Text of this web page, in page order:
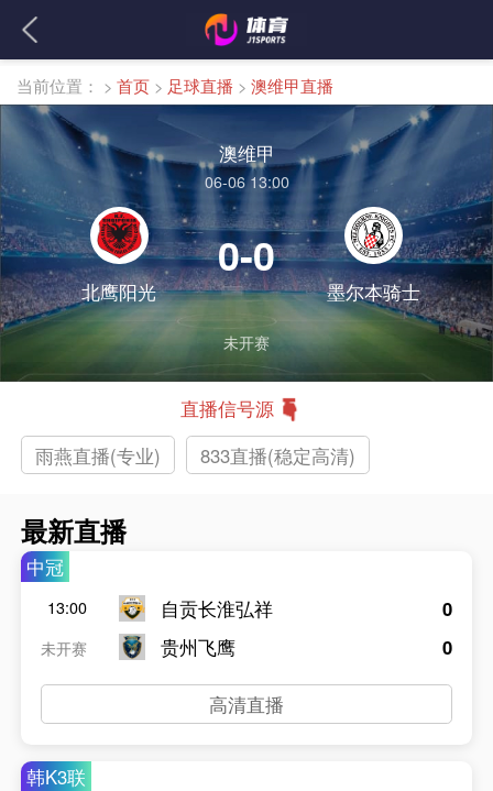
当前位置： > 首页 > 足球直播 > 澳维甲直播
澳维甲
06-06 13:00
北鹰阳光
0-0
墨尔本骑士
未开赛
直播信号源
雨燕直播(专业)
833直播(稳定高清)
最新直播
中冠
13:00
未开赛
自贡长淮弘祥
贵州飞鹰
0
0
高清直播
韩K3联